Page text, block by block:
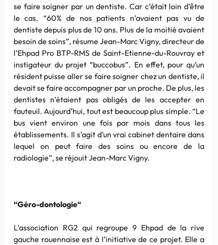
se faire soigner par un dentiste. Car c’était loin d’être
le cas. “60% de nos patients n’avaient pas vu de
dentiste depuis plus de 10 ans. Plus de la moitié avaient
besoin de soins”, résume Jean-MarcVigny, directeur de
l’Ehpad Pro BTP-RMS de Saint-Etienne-du-Rouvray et
instigateur du projet“buccobus”. En effet, pour qu’un
résident puisse aller se faire soigner chez un dentiste, il
devait se faire accompagner par un proche. De plus, les
dentistes n’étaient pas obligés de les accepter en
fauteuil. Aujourd’hui, tout est beaucoup plus simple. “Le
bus vient environ une fois par mois dans tous les
établissements. Il s’agit d’un vrai cabinet dentaire dans
lequel on peut faire des soins ou encore de la
radiologie”, se réjouit Jean-Marc Vigny.
“Géro-dontologie“
L’association RG2 qui regroupe 9 Ehpadde la rive
gauche rouennaise est à l’initiative de ce projet. Elle a